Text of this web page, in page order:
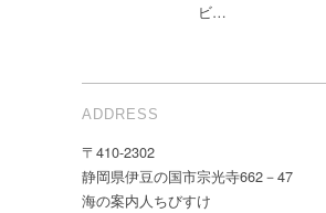
ビ…
ADDRESS
〒410-2302
静岡県伊豆の国市宗光寺662－47
海の案内人ちびすけ